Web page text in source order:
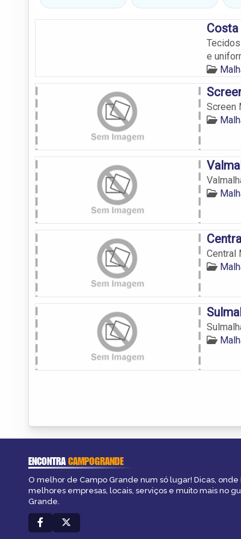
Costa
e
Screen
Central
ENCONTRACAMPOGRANDE
O melhor de Campo Grande num só lugar! Dicas, onde
melhores empresas, locais, serviços e muito mais no
Grande.